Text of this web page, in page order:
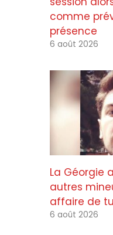
comme
présence
6 août 2026
La Géorgie
autres
affaire de
6 août 2026